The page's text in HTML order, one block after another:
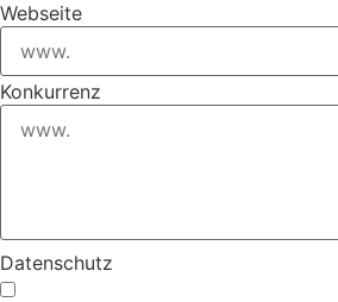
Webseite
Konkurrenz
Datenschutz